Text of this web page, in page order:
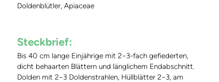
Doldenblütler, Apiaceae
Steckbrief:
Bis 40 cm lange Einjährige mit 2−3-fach gefiederten,
dicht behaarten Blättern und länglichem Endabschnitt.
Dolden mit 2−3 Doldenstrahlen, Hüllblätter 2−3, am